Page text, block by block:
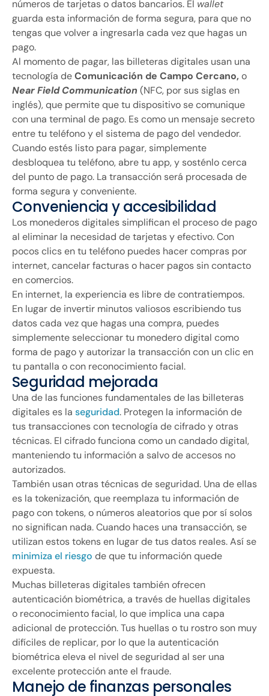
números de tarjetas o datos bancarios. El wallet
guarda esta información de forma segura, para que no
tengas que volver a ingresarla cada vez que hagas un
pago.
Al momento de pagar, las billeteras digitales usan una
tecnología deComunicación de Campo Cercano, o
Near Field Communication (NFC, por sus siglas en
inglés), que permite que tu dispositivo se comunique
con una terminal de pago. Es como un mensaje secreto
entre tu teléfono y el sistema de pago del vendedor.
Cuando estés listo para pagar, simplemente
desbloquea tu teléfono, abre tu app, y sosténlo cerca
del punto de pago. La transacción será procesada de
forma segura y conveniente.
Conveniencia y accesibilidad
Los monederos digitales simplifican el proceso de pago
al eliminar la necesidad de tarjetas y efectivo. Con
pocos clics en tu teléfono puedes hacer compras por
internet, cancelar facturas o hacer pagos sin contacto
en comercios.
En internet, la experiencia es libre de contratiempos.
En lugar de invertir minutos valiosos escribiendo tus
datos cada vez que hagas una compra, puedes
simplemente seleccionar tu monedero digital como
forma de pago y autorizar la transacción con un clic en
tu pantalla o con reconocimiento facial.
Seguridad mejorada
Una de las funciones fundamentales de las billeteras
digitales es la seguridad. Protegen la información de
tus transacciones con tecnología de cifrado y otras
técnicas. El cifrado funciona como un candado digital,
manteniendo tu información a salvo de accesos no
autorizados.
También usan otras técnicas de seguridad. Una de ellas
es la tokenización, que reemplaza tu información de
pago con tokens, o números aleatorios que por sí solos
no significan nada. Cuando haces una transacción, se
utilizan estos tokens en lugar de tus datos reales. Así se
minimiza el riesgo de que tu información quede
expuesta.
Muchas billeteras digitales también ofrecen
autenticación biométrica, a través de huellas digitales
o reconocimiento facial, lo que implica una capa
adicional de protección. Tus huellas o tu rostro son muy
difíciles de replicar, por lo que la autenticación
biométrica eleva el nivel de seguridad al ser una
excelente protección ante el fraude.
Manejo de finanzas personales